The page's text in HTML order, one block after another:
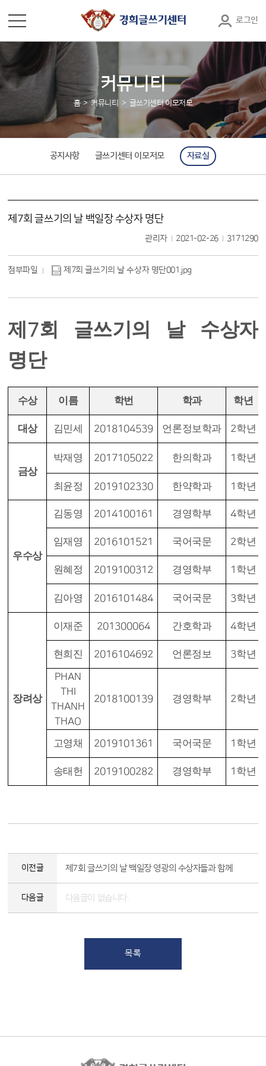
로그인
커뮤니티
홈 커뮤니티 글쓰기센터 이모저모
공지사항 글쓰기센터 이모저모 자료실
제7회 글쓰기의 날 백일장 수상자 명단
관리자 2021-02-26 3171290
첨부파일 제7회 글쓰기의 날 수상자 명단001.jpg
제 7회 글쓰기의 날 수상자
명단
수상 이름 학번 학과 학년
대상 김민세 2018104539 언론정보학과 2학년
금상
박재영 2017105022 한의학과 1 학년
최윤정 2019102330 한약학과 1 학년
우수상
김동영 2014100161 경영학부 4학년
임재영 2016101521 국어국문 2학년
원혜정 2019100312 경영학부 1 학년
김아영 2016101484 국어국문 3학년
장려상
이재준 201300064 간호학과 4학년
현희진 2016104692 언론정보 3학년
PHAN
THI
THANH
THAO
2018100139 경영학부 2학년
고영채 2019101361 국어국문 1 학년
송태헌 2019100282 경영학부 1 학년
이전글 제7회 글쓰기의 날 백일장 영광의 수상자들과 함께
다음글 다음글이 없습니다.
목록